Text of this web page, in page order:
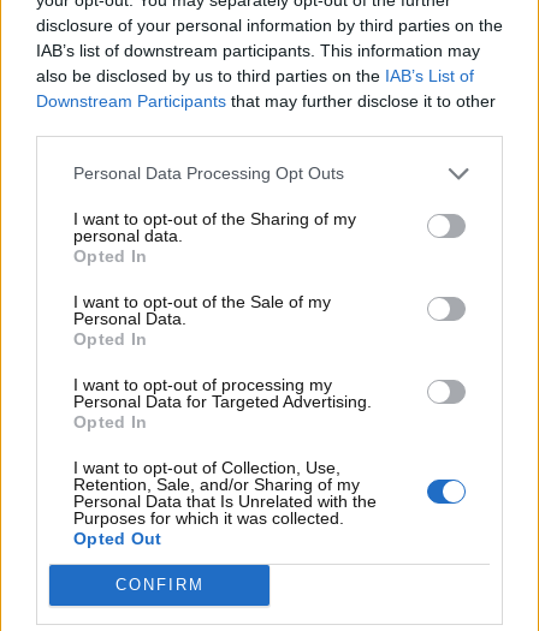
disclosure of your personal information by third parties on the
IAB’s list of downstream participants. This information may
also be disclosed by us to third parties on the IAB’s List of
Downstream Participants that may further disclose it to other
Personal Data Processing Opt Outs
I want to opt-out of the Sharing of my
personal data.
Opted In
I want to opt-out of the Sale of my
Personal Data.
Opted In
I want to opt-out of processing my
Personal Data for Targeted Advertising.
Opted In
I want to opt-out of Collection, Use,
Retention, Sale, and/or Sharing of my
Personal Data that Is Unrelated with the
Purposes for which it was collected.
Opted Out
CONFIRM
Oltre all’abolizione dei biglietti cartacei,Ryanair
prevede di potenziare ulteriormente la propria app
mobile, introducendo nuove funzionalità per
migliorare l’esperienza di viaggio. Tra le novità
annunciate, c’è la possibilità per i passeggeri di
ordinare cibo e bevande direttamente dal loro posto
a sedere, evitando lunghe code durante il volo.
Questa funzionalità mira a rendere il servizio di
Tuttavia, ci sono anche nuove restrizioni sul
bagaglio a mano
con sé una piccola borsa personale, ma con
dimensioni massime di 40x20x25 cm. Se il bagaglio
supera queste misure, i viaggiatori potrebbero
incorrere in una multa fino a 70 euro al gate. Per chi
desidera portare un secondo bagaglio a mano più
grande, è disponibile l’opzione delPriority
Boarding
valigia in cabina.